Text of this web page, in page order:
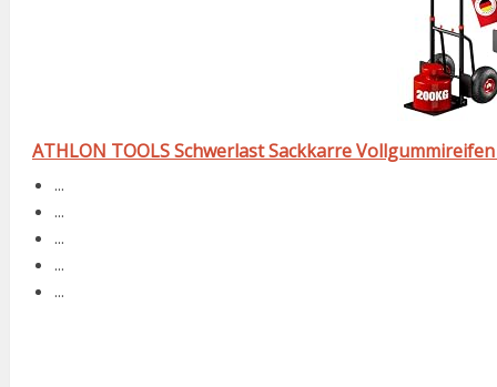
ATHLON TOOLS Schwerlast Sackkarre
...
...
...
...
...